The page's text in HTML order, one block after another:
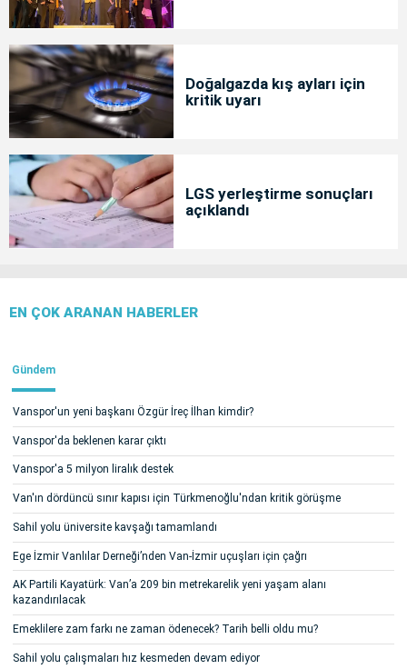
Doğalgazda kış ayları için
kritik uyarı
LGS yerleştirme sonuçları
açıklandı
EN ÇOK ARANAN HABERLER
Gündem
Vanspor'un yeni başkanı Özgür İreç İlhan kimdir?
Vanspor'da beklenen karar çıktı
Vanspor'a 5 milyon liralık destek
Van'ın dördüncü sınır kapısı için Türkmenoğlu'ndan kritik görüşme
Sahil yolu üniversite kavşağı tamamlandı
Ege İzmir Vanlılar Derneği’nden Van-İzmir uçuşları için çağrı
AK Partili Kayatürk: Van’a 209 bin metrekarelik yeni yaşam alanı
kazandırılacak
Emeklilere zam farkı ne zaman ödenecek? Tarih belli oldu mu?
Sahil yolu çalışmaları hız kesmeden devam ediyor